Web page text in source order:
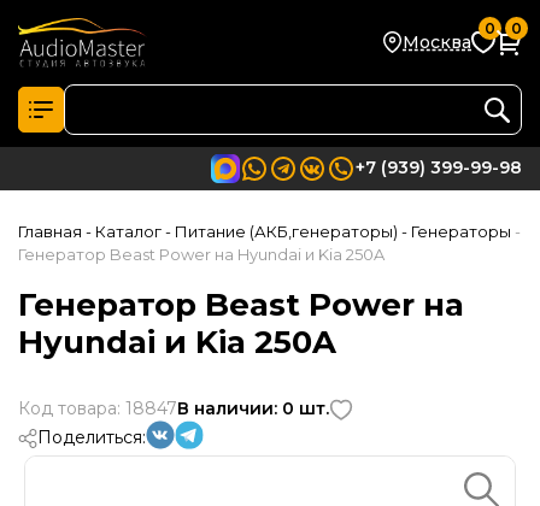
Москва
0 0
+7 (939) 399-99-98
Главная - Каталог- Питание (АКБ,генераторы) - Генераторы -
Генератор Beast Power на Hyundai и Kia 250A
Генератор Beast Power на
Hyundai и Kia 250A
Код товара: 18847В наличии: 0 шт.
Поделиться: